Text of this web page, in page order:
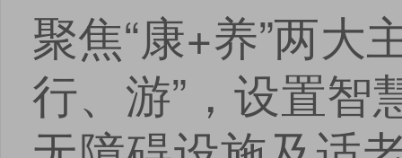
聚焦“康+养”两大
行、游”，设置智